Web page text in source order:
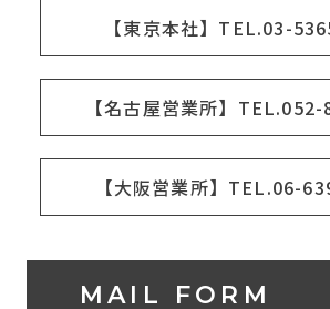
【東京本社】TEL.03-
【名古屋営業所】
【大阪営業所】TEL.06-
MAIL FORM